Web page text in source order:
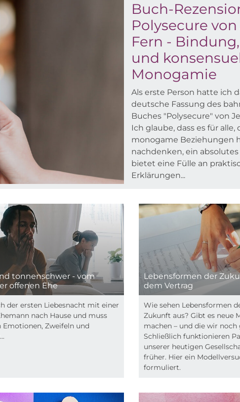
Buch-
Polysecure von
Fern -
und
Monogamie
Als erste Person hatte ich
deutsche Fassung des
Buches "Polysecure" von
Ich glaube, dass es für alle,
monogame Beziehungen
nachdenken, ein absolutes
bietet eine Fülle an
Erklärungen...
tonnenschwer - vom
offenen Ehe
der ersten Liebesnacht mit einer
nach Hause und muss
Emotionen, Zweifeln und
Lebensformen der
dem Vertrag
Wie sehen Lebensformen
Zukunft aus? Gibt es neue
machen – und die wir noch
Schließlich funktionieren
unserer heutigen
früher. Hier ein
formuliert.